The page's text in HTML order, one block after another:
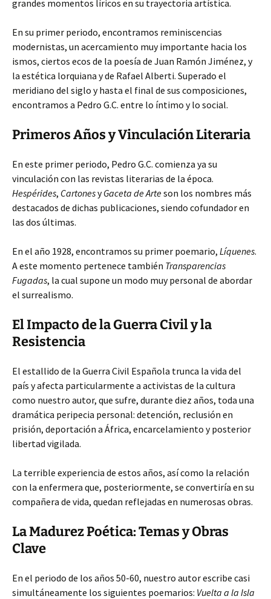
grandes momentos líricos en su trayectoria artística.
En su primer periodo, encontramos reminiscencias
modernistas, un acercamiento muy importante hacia los
ismos, ciertos ecos de la poesía de Juan Ramón Jiménez, y
la estética lorquiana y de Rafael Alberti. Superado el
meridiano del siglo y hasta el final de sus composiciones,
encontramos a Pedro G.C. entre lo íntimo y lo social.
Primeros Años y Vinculación Literaria
En este primer periodo, Pedro G.C. comienza ya su
vinculación con las revistas literarias de la época.
Hespérides, CartonesyGaceta de Arteson los nombres más
destacados de dichas publicaciones, siendo cofundador en
las dos últimas.
En el año 1928, encontramos su primer poemario, Líquenes.
A este momento pertenece también Transparencias
Fugadas, la cual supone un modo muy personal de abordar
el surrealismo.
El Impacto de la Guerra Civil y la
Resistencia
El estallido de la Guerra Civil Española trunca la vida del
país y afecta particularmente a activistas de la cultura
como nuestro autor, que sufre, durante diez años, toda una
dramática peripecia personal: detención, reclusión en
prisión, deportación a África, encarcelamiento y posterior
libertad vigilada.
La terrible experiencia de estos años, así como la relación
con la enfermera que, posteriormente, se convertiría en su
compañera de vida, quedan reflejadas en numerosas obras.
La Madurez Poética: Temas y Obras
Clave
En el periodo de los años 50-60, nuestro autor escribe casi
simultáneamente los siguientes poemarios: Vuelta a la Isla